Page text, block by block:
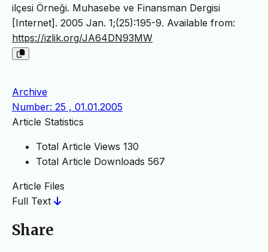
ilçesi Örneği. Muhasebe ve Finansman Dergisi
[Internet]. 2005 Jan. 1;(25):195-9. Available from:
https://izlik.org/JA64DN93MW
Archive
Number: 25 , 01.01.2005
Article Statistics
Total Article Views 130
Total Article Downloads 567
Article Files
Full Text
Share